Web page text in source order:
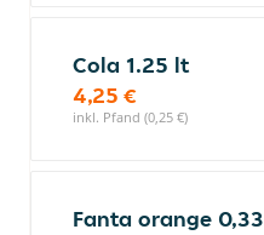
Cola 1.25 lt
4,25 €
inkl. Pfand (0,25 €)
Fanta orange